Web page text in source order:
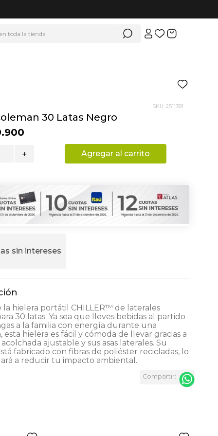
SKU: 2511391
30 Latas Negro
.900
＋ Agregar al carrito
sin intereses
la hielera portátil CHILLER™ de laterales
30 latas. Ya sea que lleves bebidas al partido
a la familia con energía durante una
esta hielera es fácil y cómoda de llevar gracias a
ajustable y sus asas laterales. Su
fabricado con fibras de poliéster recicladas, lo
a reducir tu impacto ambiental.